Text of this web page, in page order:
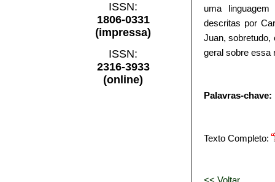
uma
descritas por
Juan, sobretudo,
geral sobre essa
Palavras-chave:
Texto Completo:
<< Voltar
ISSN:
1806-0331
(impressa)
ISSN:
2316-3933
(online)